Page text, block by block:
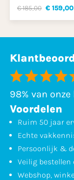
€ 185,00 € 159,00
98% van
Voordelen
Ruim 50 jaar
Echte
Persoonlijk &
Veilig bestellen
Webshop,